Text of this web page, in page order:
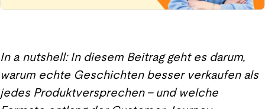
In a nutshell: In diesem Beitrag geht es darum,
warum echte Geschichten besser verkaufen als
jedes Produktversprechen – und welche